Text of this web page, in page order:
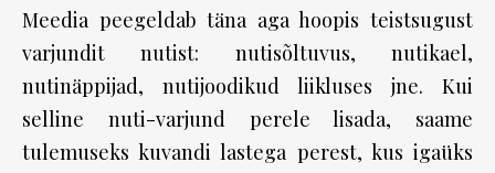
Meedia peegeldab täna aga hoopis teistsugust
varjundit nutist: nutisõltuvus, nutikael,
nutinäppijad, nutijoodikud liikluses jne. Kui
selline nuti-varjund perele lisada, saame
tulemuseks kuvandi lastega perest, kus igaüks